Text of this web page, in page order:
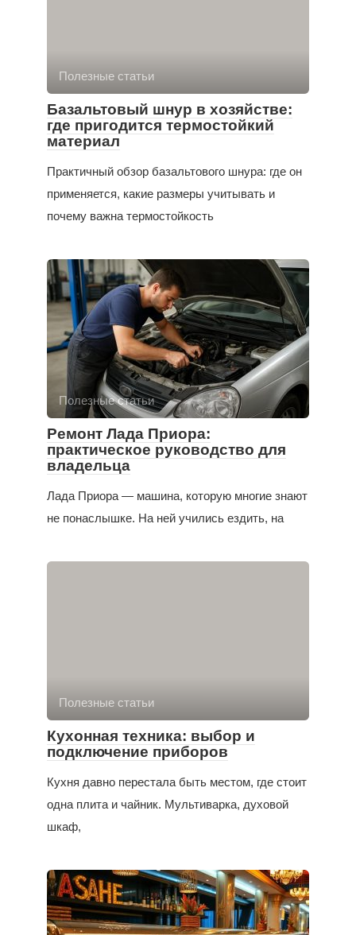
Полезные статьи
Базальтовый шнур в хозяйстве:
где пригодится термостойкий
материал
Практичный обзор базальтового шнура: где он
применяется, какие размеры учитывать и
почему важна термостойкость
Полезные статьи
Ремонт Лада Приора:
практическое руководство для
владельца
Лада Приора — машина, которую многие знают
не понаслышке. На ней учились ездить, на
Полезные статьи
Кухонная техника: выбор и
подключение приборов
Кухня давно перестала быть местом, где стоит
одна плита и чайник. Мультиварка, духовой
шкаф,